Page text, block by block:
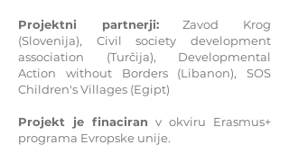
Projektni partnerji:Zavod Krog
(Slovenija), Civil society development
association (Turčija), Developmental
Action without Borders (Libanon), SOS
Children's Villages (Egipt)
Projekt je finaciran v okviru Erasmus+
programa Evropske unije.